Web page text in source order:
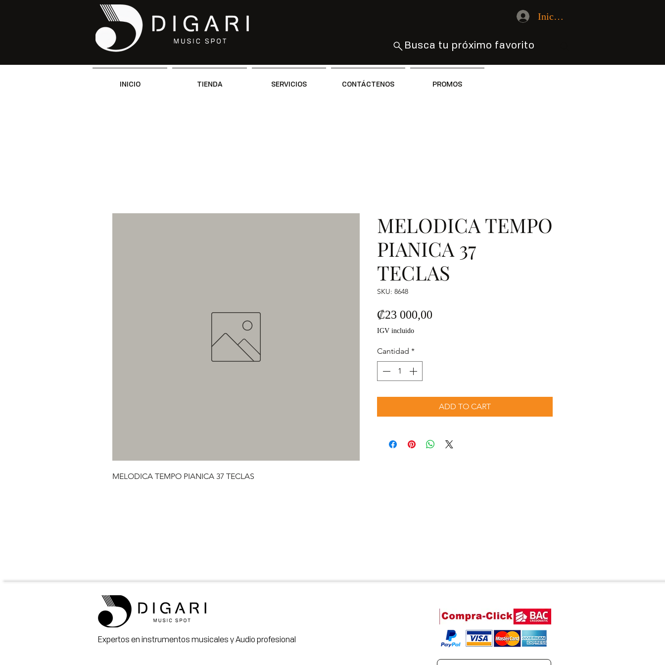
Iniciar sesión
Busca tu próximo favorito
INICIO TIENDA SERVICIOS CONTÁCTENOS PROMOS
MELODICA TEMPO PIANICA 37 TECLAS
MELODICA TEMPO
PIANICA 37
TECLAS
SKU: 8648
₡23 000,00
IGV incluido
Cantidad *
ADD TO CART
Expertos en instrumentos musicales y Audio profesional